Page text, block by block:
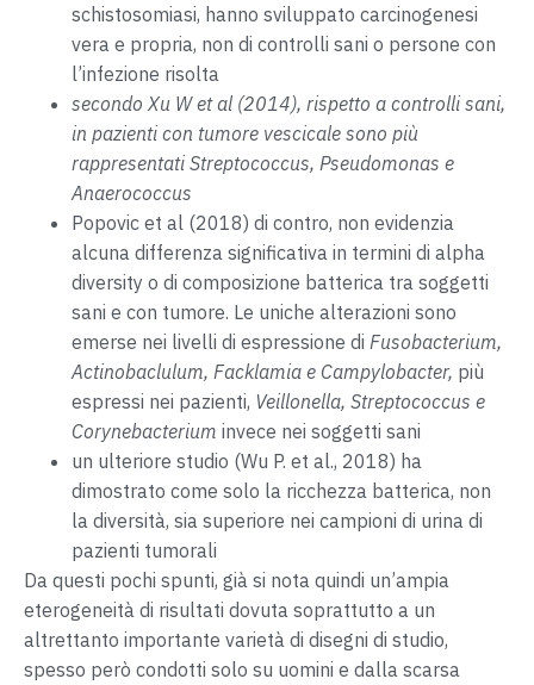
schistosomiasi, hanno sviluppato carcinogenesi
vera e propria, non di controlli sani o persone con
l’infezione risolta
secondo Xu W et al (2014), rispetto a controlli sani,
in pazienti con tumore vescicale sono più
rappresentati Streptococcus, Pseudomonas e
Anaerococcus
Popovic et al (2018) di contro, non evidenzia
alcuna differenza significativa in termini di alpha
diversity o di composizione batterica tra soggetti
sani e con tumore. Le uniche alterazioni sono
emerse nei livelli di espressione di Fusobacterium,
Actinobaclulum, Facklamia e Campylobacter, più
espressi nei pazienti, Veillonella, Streptococcus e
Corynebacterium invece nei soggetti sani
un ulteriore studio (Wu P. et al., 2018) ha
dimostrato come solo la ricchezza batterica, non
la diversità, sia superiore nei campioni di urina di
pazienti tumorali
Da questi pochi spunti, già si nota quindi un’ampia
eterogeneità di risultati dovuta soprattutto a un
altrettanto importante varietà di disegni di studio,
spesso però condotti solo su uomini e dalla scarsa